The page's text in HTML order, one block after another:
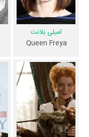
Sheridan Smith،
بازیگری محسوب می‌شود.
فیلم شکارچی: جنگ زمستان
3 تن از بازیگران شکارچی:
بوده‌اند:Niamh Walter
همچنینNicolas-Troyan
همکاری خود با بازیگرانی
امیلی بلانت
Queen Freya